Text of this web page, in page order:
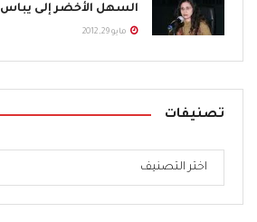
السهل الأخضر إلى يباس
مايو 29, 2012
تصنيفات